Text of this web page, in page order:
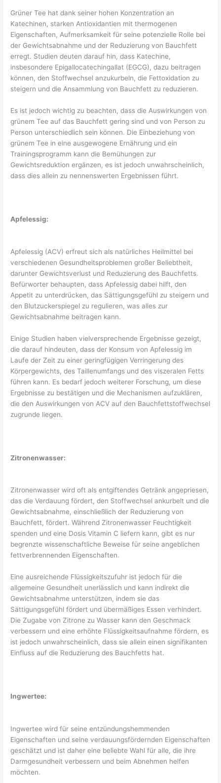
Grüner Tee hat dank seiner hohen Konzentration an
Katechinen, starken Antioxidantien mit thermogenen
Eigenschaften, Aufmerksamkeit für seine potenzielle Rolle bei
der Gewichtsabnahme und der Reduzierung von Bauchfett
erregt. Studien deuten darauf hin, dass Katechine,
insbesondere Epigallocatechingallat (EGCG), dazu beitragen
können, den Stoffwechsel anzukurbeln, die Fettoxidation zu
steigern und die Ansammlung von Bauchfett zu reduzieren.
Es ist jedoch wichtig zu beachten, dass die Auswirkungen von
grünem Tee auf das Bauchfett gering sind und von Person zu
Person unterschiedlich sein können. Die Einbeziehung von
grünem Tee in eine ausgewogene Ernährung und ein
Trainingsprogramm kann die Bemühungen zur
Gewichtsreduktion ergänzen, es ist jedoch unwahrscheinlich,
dass dies allein zu nennenswerten Ergebnissen führt.
Apfelessig:
Apfelessig (ACV) erfreut sich als natürliches Heilmittel bei
verschiedenen Gesundheitsproblemen großer Beliebtheit,
darunter Gewichtsverlust und Reduzierung des Bauchfetts.
Befürworter behaupten, dass Apfelessig dabei hilft, den
Appetit zu unterdrücken, das Sättigungsgefühl zu steigern und
den Blutzuckerspiegel zu regulieren, was alles zur
Gewichtsabnahme beitragen kann.
Einige Studien haben vielversprechende Ergebnisse gezeigt,
die darauf hindeuten, dass der Konsum von Apfelessig im
Laufe der Zeit zu einer geringfügigen Verringerung des
Körpergewichts, des Taillenumfangs und des viszeralen Fetts
führen kann. Es bedarf jedoch weiterer Forschung, um diese
Ergebnisse zu bestätigen und die Mechanismen aufzuklären,
die den Auswirkungen von ACV auf den Bauchfettstoffwechsel
zugrunde liegen.
Zitronenwasser:
Zitronenwasser wird oft als entgiftendes Getränk angepriesen,
das die Verdauung fördert, den Stoffwechsel ankurbelt und die
Gewichtsabnahme, einschließlich der Reduzierung von
Bauchfett, fördert. Während Zitronenwasser Feuchtigkeit
spenden und eine Dosis Vitamin C liefern kann, gibt es nur
begrenzte wissenschaftliche Beweise für seine angeblichen
fettverbrennenden Eigenschaften.
Eine ausreichende Flüssigkeitszufuhr ist jedoch für die
allgemeine Gesundheit unerlässlich und kann indirekt die
Gewichtsabnahme unterstützen, indem sie das
Sättigungsgefühl fördert und übermäßiges Essen verhindert.
Die Zugabe von Zitrone zu Wasser kann den Geschmack
verbessern und eine erhöhte Flüssigkeitsaufnahme fördern, es
ist jedoch unwahrscheinlich, dass sie allein einen signifikanten
Einfluss auf die Reduzierung des Bauchfetts hat.
Ingwertee:
Ingwertee wird für seine entzündungshemmenden
Eigenschaften und seine verdauungsfördernden Eigenschaften
geschätzt und ist daher eine beliebte Wahl für alle, die ihre
Darmgesundheit verbessern und beim Abnehmen helfen
möchten.